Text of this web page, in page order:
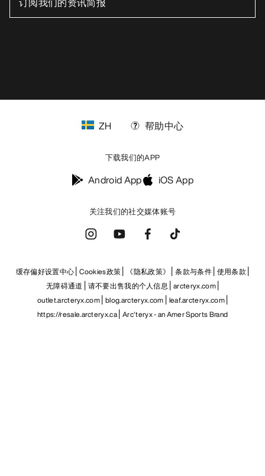
关注我们的社交媒体账号
ZH 帮助中心
下载我们的APP
Android App iOS App
缓存偏好设置中心 Cookies政策 《隐私政策》 条款与条件 使用条款
无障碍通道
请不要出售我的个人信息 arcteryx.com
outlet.arcteryx.com blog.arcteryx.com leaf.arcteryx.com
https://resale.arcteryx.ca Arc'teryx - an Amer Sports Brand